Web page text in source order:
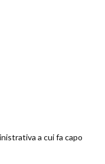
a cui fa capo